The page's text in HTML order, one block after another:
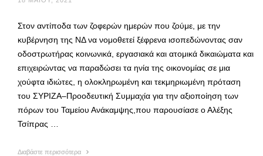
Στον αντίποδα των ζοφερών ημερών που ζούμε, με την
κυβέρνηση της ΝΔ να νομοθετεί ξέφρενα ισοπεδώνοντας σαν
οδοστρωτήρας κοινωνικά, εργασιακά και ατομικά δικαιώματα και
επιχειρώντας να παραδώσει τα ηνία της οικονομίας σε μια
χούφτα ιδιώτες, η ολοκληρωμένη και τεκμηριωμένη πρόταση
του ΣΥΡΙΖΑ–Προοδευτική Συμμαχία για την αξιοποίηση των
πόρων του Ταμείου Ανάκαμψης,που παρουσίασε ο Αλέξης
Τσίπρας …
Διαβάστε περισσότερα